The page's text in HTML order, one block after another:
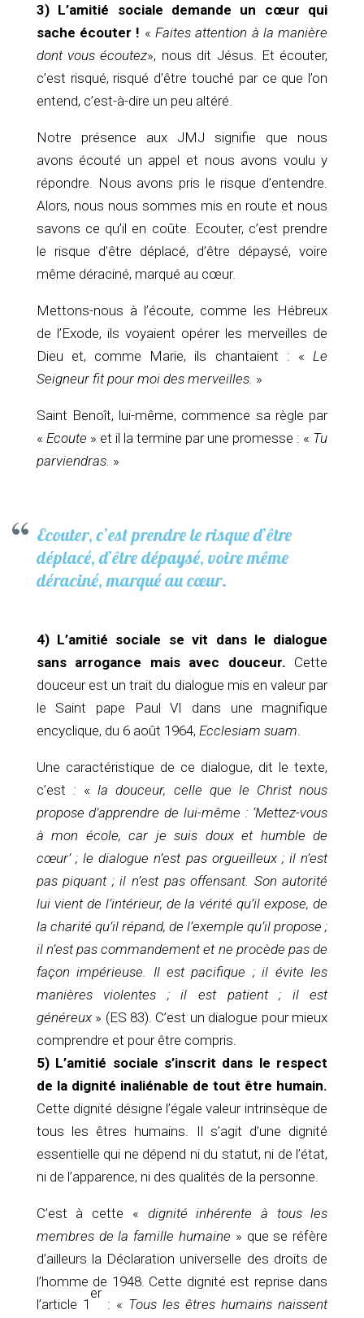
3) L’amitié sociale demande un cœur qui
sache écouter ! «Faites attention à la manière
dont vous écoutez», nous dit Jésus. Et écouter,
c’est risqué, risqué d’être touché par ce que l’on
entend, c’est-à-dire un peu altéré.
Notre présence aux JMJ signifie que nous
avons écouté un appel et nous avons voulu y
répondre. Nous avons pris le risque d’entendre.
Alors, nous nous sommes mis en route et nous
savons ce qu’il en coûte. Ecouter, c’est prendre
le risque d’être déplacé, d’être dépaysé, voire
même déraciné, marqué au cœur.
Mettons-nous à l’écoute, comme les Hébreux
de l’Exode, ils voyaient opérer les merveilles de
Dieu et, comme Marie, ils chantaient : «Le
Seigneur fit pour moi des merveilles. »
Saint Benoît, lui-même, commence sa règle par
« Ecoute » et il la termine par une promesse : « Tu
parviendras. »
Ecouter, c’est prendre le risque d’être
déplacé, d’être dépaysé, voire même
déraciné, marqué au cœur.
4) L’amitié sociale se vit dans le dialogue
sans arrogance mais avec douceur. Cette
douceur est un trait du dialogue mis en valeur par
le Saint pape Paul VI dans une magnifique
encyclique, du 6 août 1964, Ecclesiam suam.
Une caractéristique de ce dialogue, dit le texte,
c’est : « la douceur, celle que le Christ nous
propose d’apprendre de lui-même : ‘Mettez-vous
à mon école, car je suis doux et humble de
cœur’ ; le dialogue n’est pas orgueilleux ; il n’est
pas piquant ; il n’est pas offensant. Son autorité
lui vient de l’intérieur, de la vérité qu’il expose, de
la charité qu’il répand, de l’exemple qu’il propose ;
il n’est pas commandement et ne procède pas de
façon impérieuse. Il est pacifique ; il évite les
manières violentes ; il est patient ; il est
généreux» (ES 83). C’est un dialogue pour mieux
comprendre et pour être compris.
5) L’amitié sociale s’inscrit dans le respect
de la dignité inaliénable de tout être humain.
Cette dignité désigne l’égale valeur intrinsèque de
tous les êtres humains. Il s’agit d’une dignité
essentielle qui ne dépend ni du statut, ni de l’état,
ni de l’apparence, ni des qualités de la personne.
C’est à cette « dignité inhérente à tous les
membres de la famille humaine » que se réfère
d’ailleurs la Déclaration universelle des droits de
l’homme de 1948. Cette dignité est reprise dans
l’article 1
er
: « Tous les êtres humains naissent